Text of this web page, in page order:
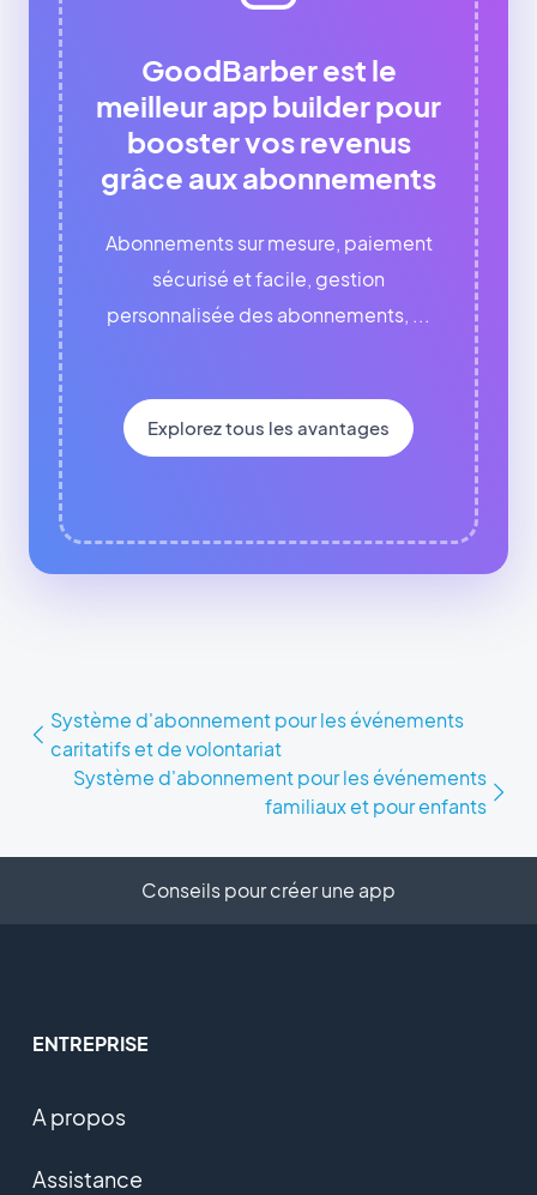
GoodBarber est le
meilleur app builder pour
booster vos revenus
grâce aux abonnements
Abonnements sur mesure, paiement
sécurisé et facile, gestion
personnalisée des abonnements, ...
Explorez tous les avantages
Système d'abonnement pour les événements
caritatifs et de volontariat
Système d'abonnement pour les événements
familiaux et pour enfants
Conseils pour créer une app
ENTREPRISE
A propos
Assistance